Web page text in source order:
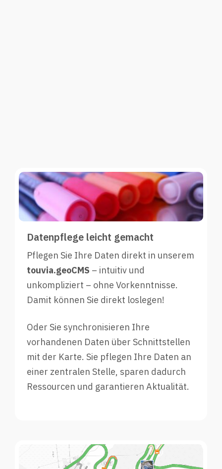
Datenpflege leicht gemacht
Pflegen Sie Ihre Daten direkt in unserem
touvia.geoCMS – intuitiv und
unkompliziert – ohne Vorkenntnisse.
Damit können Sie direkt loslegen!
Oder Sie synchronisieren Ihre
vorhandenen Daten über Schnittstellen
mit der Karte. Sie pflegen Ihre Daten an
einer zentralen Stelle, sparen dadurch
Ressourcen und garantieren Aktualität.